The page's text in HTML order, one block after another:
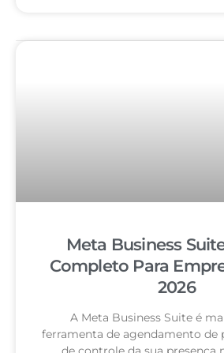
Meta Business
Completo Para
2026
A Meta Business Suite é
ferramenta de agendamento de